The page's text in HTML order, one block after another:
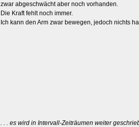
zwar abgeschwächt aber noch vorhanden.
Die Kraft fehlt noch immer.
Ich kann den Arm zwar bewegen, jedoch nichts
. . . es wird in Intervall-Zeiträumen weiter